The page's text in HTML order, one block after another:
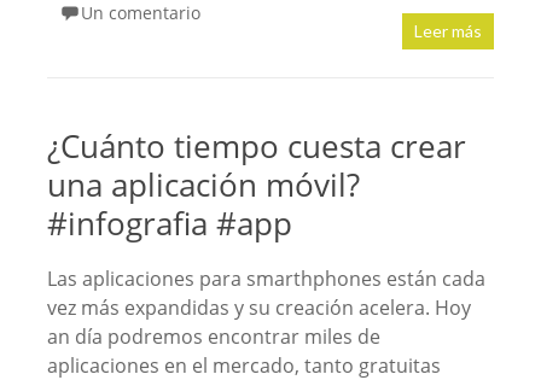
Un comentario
Leer más
¿Cuánto tiempo cuesta crear
una aplicación móvil?
#infografia #app
Las aplicaciones para smarthphones están cada
vez más expandidas y su creación acelera. Hoy
an día podremos encontrar miles de
aplicaciones en el mercado, tanto gratuitas